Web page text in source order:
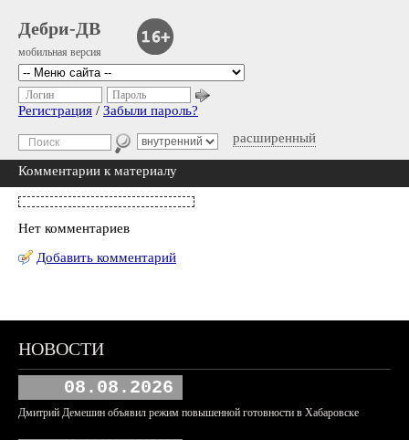
Дебри-ДВ
мобильная версия
расширенный
Логин Пароль
Регистрация / Забыли пароль?
Комментарии к материалу
Нет комментариев
Добавить комментарий
НОВОСТИ
08.08.2026
Дмитрий Демешин объявил режим повышенной готовности в Хабаровске